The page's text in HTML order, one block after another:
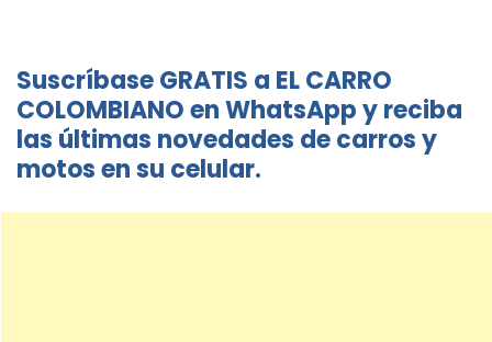
Suscríbase GRATIS a EL CARRO
COLOMBIANO en WhatsApp y reciba
las últimas novedades de carros y
motos en su celular.